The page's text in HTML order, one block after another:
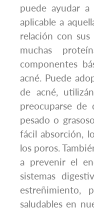
puede ayudar a
aplicable a
relación con
muchas
componentes
acné. Puede
de acné,
preocuparse de
pesado o
fácil absorción,
los poros.
a prevenir el
sistemas
estreñimiento,
saludables en